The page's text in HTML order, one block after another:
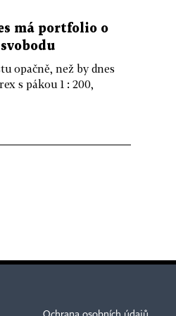
má portfolio o
opačně, než by dnes
s pákou 1 : 200,